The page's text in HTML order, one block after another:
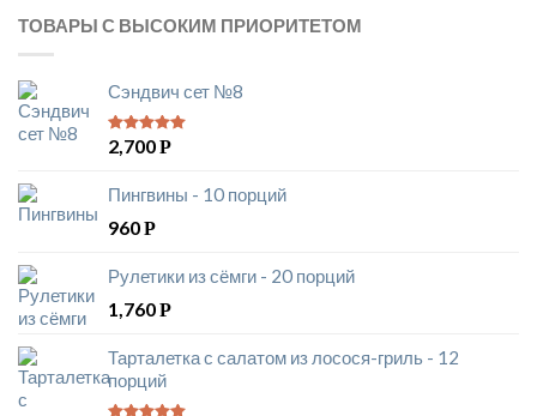
ТОВАРЫ С ВЫСОКИМ ПРИОРИТЕТОМ
Сэндвич сет №8
5из 5
2,700Р
Пингвины - 10 порций
960Р
Рулетики из сёмги - 20 порций
1,760Р
Тарталетка с салатом из лосося-гриль - 12
порций